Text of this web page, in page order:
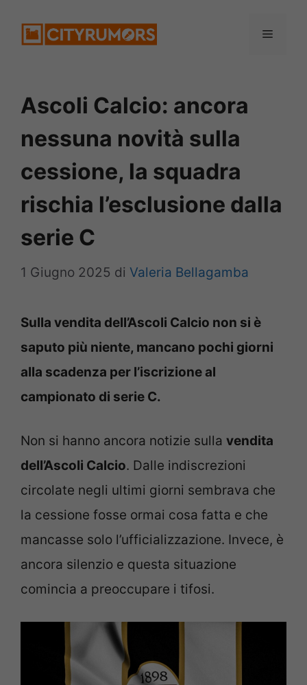
Menu
Ascoli Calcio: ancora
nessuna novità sulla
cessione, la squadra
rischia l’esclusione dalla
serie C
1 Giugno 2025 di Valeria Bellagamba
Sulla vendita dell’Ascoli Calcio non si è
saputo più niente, mancano pochi giorni
alla scadenza per l’iscrizione al
campionato di serie C.
Non si hanno ancora notizie sulla vendita
dell’Ascoli Calcio. Dalle indiscrezioni
circolate negli ultimi giorni sembrava che
la cessione fosse ormai cosa fatta e che
mancasse solo l’ufficializzazione. Invece, è
ancora silenzio e questa situazione
comincia a preoccupare i tifosi.